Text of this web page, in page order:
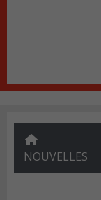
NOUVELLES